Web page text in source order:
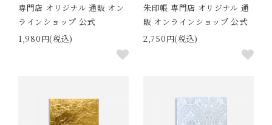
専門店 オリジナル 通販 オン
ラインショップ 公式
1,980円(税込)
朱印帳 専門店 オリジナル 通
販 オンラインショップ 公式
2,750円(税込)